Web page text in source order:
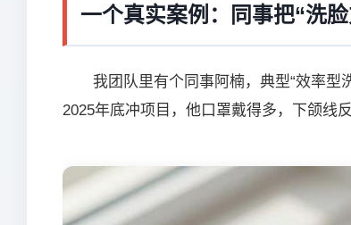
一个真实案例：同事把“洗
我团队里有个同事阿楠，典型“效率型
2025年底冲项目，他口罩戴得多，下颌线